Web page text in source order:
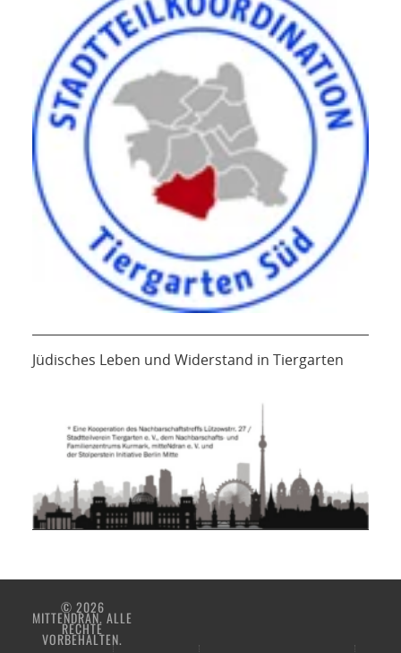
Jüdisches Leben und Widerstand in Tiergarten
© 2026
MITTENDRAN. ALLE
RECHTE
VORBEHALTEN.